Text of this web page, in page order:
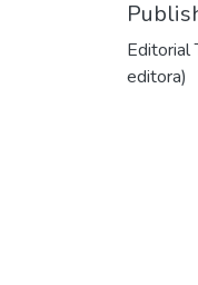
Editorial
editora)